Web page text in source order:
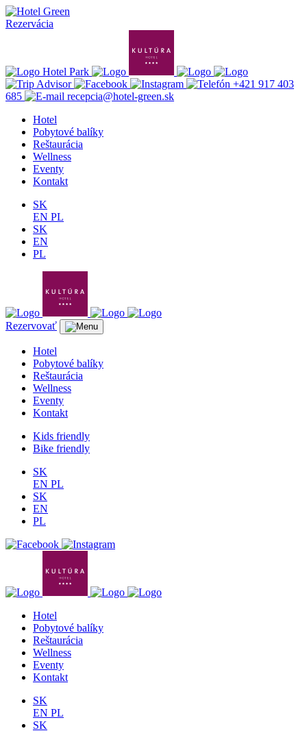
Rezervácia
+421 917 403
685
recepcia@hotel-green.sk
Hotel
Pobytové balíky
Reštaurácia
Wellness
Eventy
Kontakt
SK
EN PL
SK
EN
PL
Rezervovať
Hotel
Pobytové balíky
Reštaurácia
Wellness
Eventy
Kontakt
Kids friendly
Bike friendly
SK
EN PL
SK
EN
PL
Hotel
Pobytové balíky
Reštaurácia
Wellness
Eventy
Kontakt
SK
EN PL
SK